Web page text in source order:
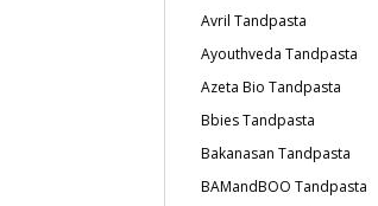
Avril Tandpasta
Ayouthveda Tandpasta
Azeta Bio Tandpasta
Bbies Tandpasta
Bakanasan Tandpasta
BAMandBOO Tandpasta